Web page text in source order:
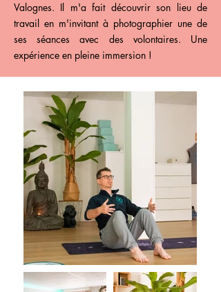
Valognes. Il m'a fait découvrir son lieu de
travail en m'invitant à photographier une de
ses séances avec des volontaires. Une
expérience en pleine immersion !